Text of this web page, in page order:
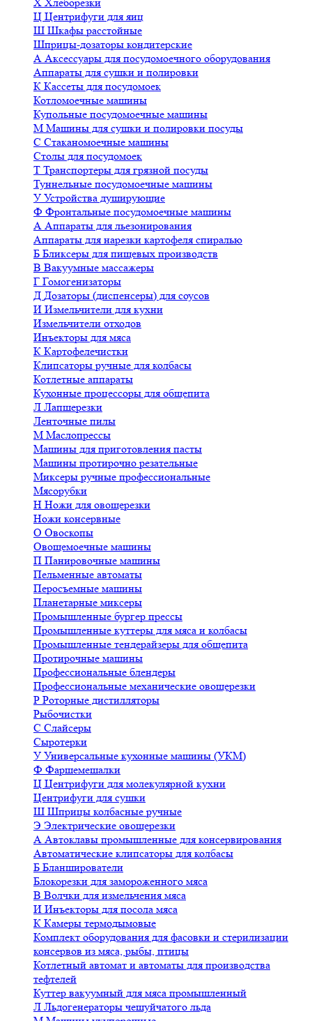
Ц Центрифуги для яиц
Ш Шкафы расстойные
Шприцы-дозаторы кондитерские
А Аксессуары для посудомоечного оборудования
Аппараты для сушки и полировки
К Кассеты для посудомоек
Котломоечные машины
Купольные посудомоечные машины
М Машины для сушки и полировки посуды
С Стаканомоечные машины
Столы для посудомоек
Т Транспортеры для грязной посуды
Туннельные посудомоечные машины
У Устройства душирующие
Ф Фронтальные посудомоечные машины
А Аппараты для льезонирования
Аппараты для нарезки картофеля спиралью
Б Бликсеры для пищевых производств
В Вакуумные массажеры
Г Гомогенизаторы
Д Дозаторы (диспенсеры) для соусов
И Измельчители для кухни
Измельчители отходов
Инъекторы для мяса
К Картофелечистки
Клипсаторы ручные для колбасы
Котлетные аппараты
Кухонные процессоры для общепита
Л Лапшерезки
Ленточные пилы
М Маслопрессы
Машины для приготовления пасты
Машины протирочно резательные
Миксеры ручные профессиональные
Мясорубки
Н Ножи для овощерезки
Ножи консервные
О Овоскопы
Овощемоечные машины
П Панировочные машины
Пельменные автоматы
Перосъемные машины
Планетарные миксеры
Промышленные бургер прессы
Промышленные куттеры для мяса и колбасы
Промышленные тендерайзеры для общепита
Протирочные машины
Профессиональные блендеры
Профессиональные механические овощерезки
Р Роторные дистилляторы
Рыбочистки
С Слайсеры
Сыротерки
У Универсальные кухонные машины (УКМ)
Ф Фаршемешалки
Ц Центрифуги для молекулярной кухни
Центрифуги для сушки
Ш Шприцы колбасные ручные
Э Электрические овощерезки
А Автоклавы промышленные для консервирования
Автоматические клипсаторы для колбасы
Б Бланширователи
Блокорезки для замороженного мяса
В Волчки для измельчения мяса
И Инъекторы для посола мяса
К Камеры термодымовые
Комплект оборудования для фасовки и стерилизации
консервов из мяса, рыбы, птицы
Котлетный автомат и автоматы для производства
тефтелей
Куттер вакуумный для мяса промышленный
Л Льдогенераторы чешуйчатого льда